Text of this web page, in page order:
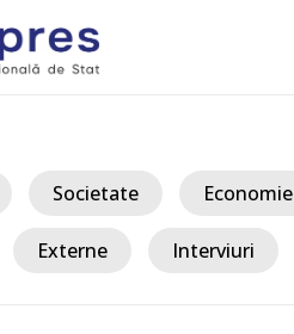
Societate Economie
Externe Interviuri